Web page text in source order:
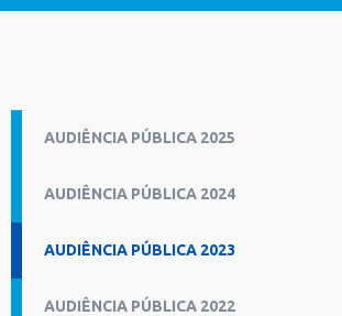
AUDIÊNCIA PÚBLICA 2025
AUDIÊNCIA PÚBLICA 2024
AUDIÊNCIA PÚBLICA 2023
AUDIÊNCIA PÚBLICA 2022